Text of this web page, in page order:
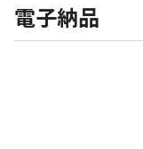
電子納品